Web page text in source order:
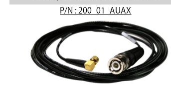
P/N : 200_01_AUAX